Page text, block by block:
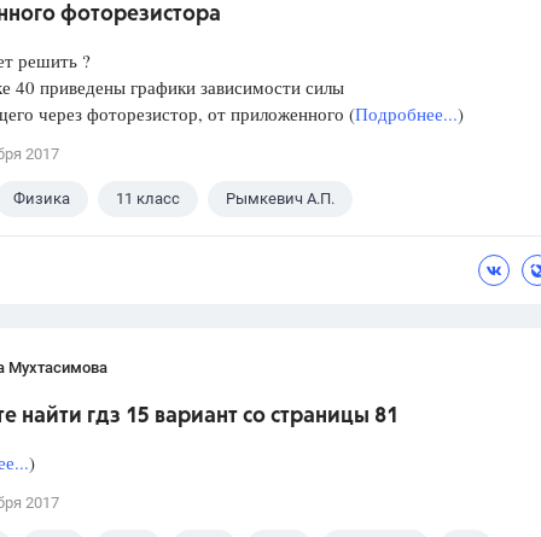
фоторезистора
решить ?
40 приведены графики зависимости силы
через фоторезистор, от приложенного (Подробнее...)
2017
Физика 11 класс Рымкевич А.П.
Мухтасимова
найти гдз 15 вариант со страницы 81
)
2017